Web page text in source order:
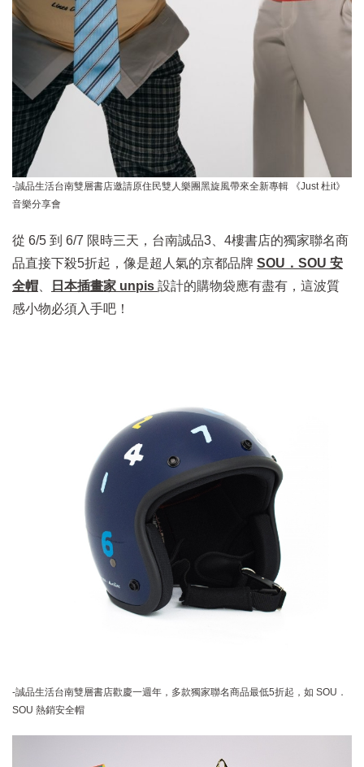
-誠品生活台南雙層書店邀請原住民雙人樂團黑旋風帶來全新專輯 《Just 杜it》
音樂分享會
從 6/5 到 6/7 限時三天，台南誠品3、4樓書店的獨家聯名商
品直接下殺5折起，像是超人氣的京都品牌 SOU．SOU 安
全帽
日本插畫家 unpis 設計的購物袋應有盡有，這波質
感小物必須入手吧！
-​誠品生活台南雙層書店歡慶一週年，多款獨家聯名商品最低5折起，如 SOU．
SOU 熱銷安全帽